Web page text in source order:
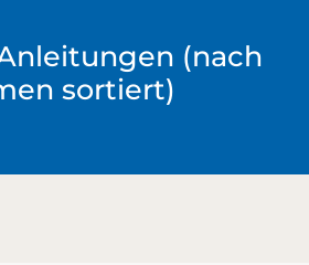
(nach
sortiert)